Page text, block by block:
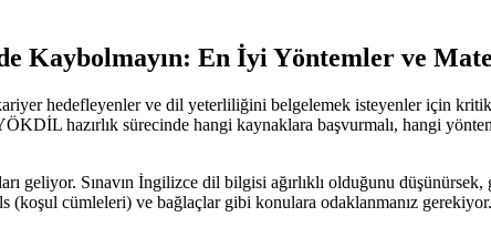
Kaybolmayın: En İyi Yöntemler ve
hedefleyenler ve dil yeterliliğini belgelemek isteyenler için
hazırlık sürecinde hangi kaynaklara başvurmalı, hangi
geliyor. Sınavın İngilizce dil bilgisi ağırlıklı olduğunu
cümleleri) ve bağlaçlar gibi konulara odaklanmanız